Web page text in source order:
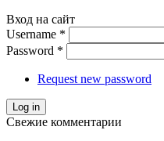
Вход на сайт
Username *
Password *
Request new password
Свежие комментарии